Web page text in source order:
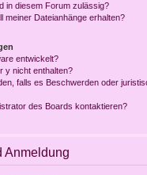
in diesem Forum zulässig?
meiner Dateianhänge erhalten?
entwickelt?
y nicht enthalten?
falls es Beschwerden oder
des Boards kontaktieren?
Anmeldung